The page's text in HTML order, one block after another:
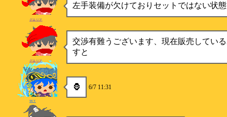
左手装備が欠けておりセットではない状
グロリア
交渉有難うございます、現在販売してい
すと
グロリア
🦍 6/7 11:31
SKY